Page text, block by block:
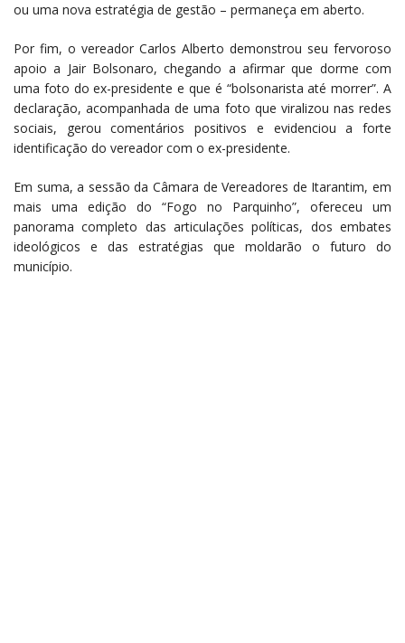
ou uma nova estratégia de gestão – permaneça em aberto.
Por fim, o vereador Carlos Alberto demonstrou seu fervoroso
apoio a Jair Bolsonaro, chegando a afirmar que dorme com
uma foto do ex-presidente e que é “bolsonarista até morrer”. A
declaração, acompanhada de uma foto que viralizou nas redes
sociais, gerou comentários positivos e evidenciou a forte
identificação do vereador com o ex-presidente.
Em suma, a sessão da Câmara de Vereadores de Itarantim, em
mais uma edição do “Fogo no Parquinho”, ofereceu um
panorama completo das articulações políticas, dos embates
ideológicos e das estratégias que moldarão o futuro do
município.